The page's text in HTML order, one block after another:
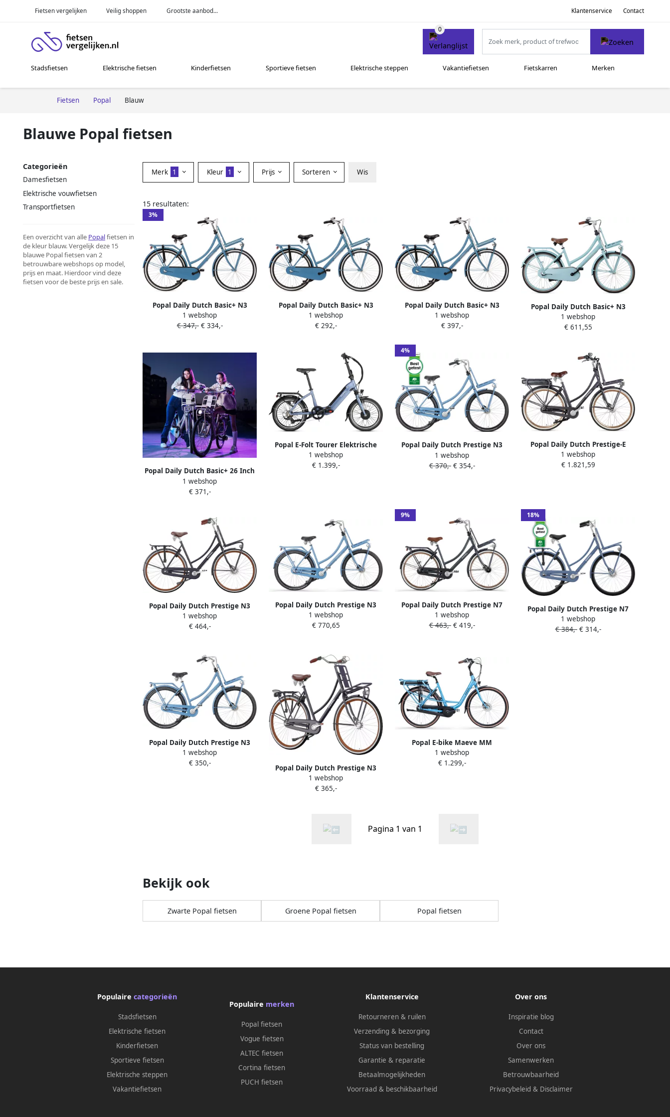
Fietsen vergelijken Veilig shoppen Grootste aanbod... Klantenservice Contact
Stadsfietsen Elektrische fietsen Kinderfietsen Sportieve fietsen Elektrische steppen Vakantiefietsen Fietskarren Merken
Fietsen Popal Blauw
Blauwe Popal fietsen
Categorieën
Damesfietsen
Elektrische vouwfietsen
Transportfietsen
Een overzicht van alle Popalfietsen in
de kleur blauw. Vergelijk deze 15
blauwe Popal fietsen van 2
betrouwbare webshops op model,
prijs en maat. Hierdoor vind deze
fietsen voor de beste prijs en sale.
Merk 1 Kleur 1 Prijs Sorteren Wis
15 resultaten:
3%
Popal Daily Dutch Basic+ N3
Transportfiets Stadsfiets Dames
59 centimeter GÃ¶teborg Blue
1 webshop
€ 347,-€ 334,-
Popal Daily Dutch Basic+ N3
Transportfiets Stadsfiets Dames
47 centimeter GÃ¶teborg Blue
1 webshop
€ 292,-
Popal Daily Dutch Basic+ N3
Transportfiets Stadsfiets Dames
53 centimeter GÃ¶teborg Blue
1 webshop
€ 397,-
Popal Daily Dutch Basic+ N3
Kinder transportfiets 24 inch
Meisjes Reflecterende logo's Mat
1 webshop
€ 611,55
Popal Daily Dutch Basic+ 26 Inch
45 5 cm Meisjes 3V Terugtraprem
Petrolblauw
1 webshop
€ 371,-
Popal E-Folt Tourer Elektrische
vouwfiets 20 inch 420 Wh accu 6
versnellingen Blauw
1 webshop
€ 1.399,-
4%
Popal Daily Dutch Prestige N3
Transportfiets Stadsfiets Dames
59 centimeter Petrol Blauw
1 webshop
€ 370,-€ 354,-
Popal Daily Dutch Prestige-E
Elektrische Fiets E-bike 28 Inch
Damesfiets 59 cm 7
1 webshop
€ 1.821,59
Popal Daily Dutch Prestige N3
Transportfiets Stadsfiets Dames
53 centimeter Petrol Blauw
1 webshop
€ 464,-
Popal Daily Dutch Prestige N3
Transportfiets Stadsfiets Dames
53 centimeter GÃ¶teborg Blue
1 webshop
€ 770,65
9%
Popal Daily Dutch Prestige N7
Transportfiets 28 inch Dames
Aluminium frame 59cm Petrol
1 webshop
€ 463,-€ 419,-
18%
Popal Daily Dutch Prestige N7
Transportfiets 28 inch Dames
Aluminium frame 59cm Göteborg
1 webshop
€ 384,-€ 314,-
Popal Daily Dutch Prestige N3
Transportfiets 28 inch Aluminium
frame Dames 47cm Göteborg
1 webshop
€ 350,-
Popal Daily Dutch Prestige N3
Transportfiets Stadsfiets Dames
47 centimeter Petrol Blauw
1 webshop
€ 365,-
Popal E-bike Maeve MM
Elektrische moederfiets
Aluminium Blauw
1 webshop
€ 1.299,-
Pagina 1 van 1
Bekijk ook
Zwarte Popal fietsen Groene Popal fietsen Popal fietsen
Populairecategorieën
Stadsfietsen
Elektrische fietsen
Kinderfietsen
Sportieve fietsen
Elektrische steppen
Vakantiefietsen
Populaire merken
Popal fietsen
Vogue fietsen
ALTEC fietsen
Cortina fietsen
PUCH fietsen
Klantenservice
Retourneren & ruilen
Verzending & bezorging
Status van bestelling
Garantie & reparatie
Betaalmogelijkheden
Voorraad & beschikbaarheid
Over ons
Inspiratie blog
Contact
Over ons
Samenwerken
Betrouwbaarheid
Privacybeleid & Disclaimer